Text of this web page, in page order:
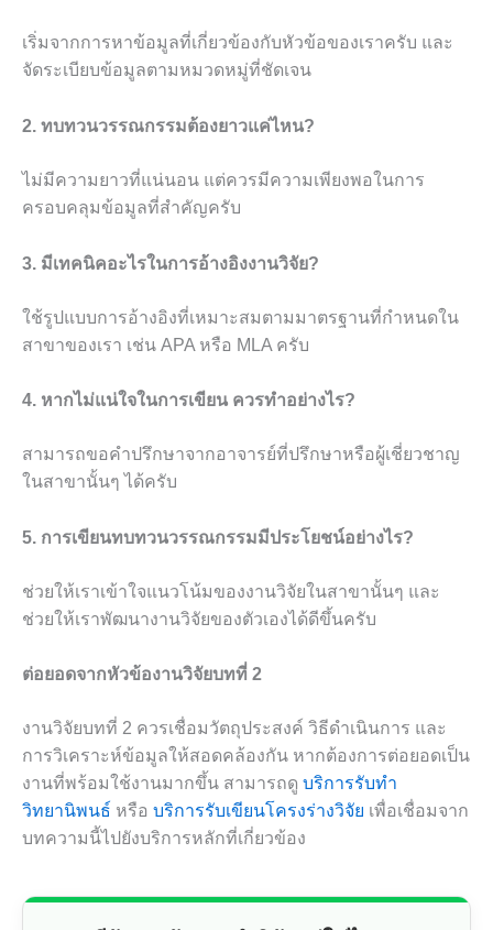
เริ่มจากการหาข้อมูลที่เกี่ยวข้องกับหัวข้อของเราครับ และ
จัดระเบียบข้อมูลตามหมวดหมู่ที่ชัดเจน
2. ทบทวนวรรณกรรมต้องยาวแค่ไหน?
ไม่มีความยาวที่แน่นอน แต่ควรมีความเพียงพอในการ
ครอบคลุมข้อมูลที่สำคัญครับ
3. มีเทคนิคอะไรในการอ้างอิงงานวิจัย?
ใช้รูปแบบการอ้างอิงที่เหมาะสมตามมาตรฐานที่กำหนดใน
สาขาของเรา เช่น APA หรือ MLA ครับ
4. หากไม่แน่ใจในการเขียน ควรทำอย่างไร?
สามารถขอคำปรึกษาจากอาจารย์ที่ปรึกษาหรือผู้เชี่ยวชาญ
ในสาขานั้นๆ ได้ครับ
5. การเขียนทบทวนวรรณกรรมมีประโยชน์อย่างไร?
ช่วยให้เราเข้าใจแนวโน้มของงานวิจัยในสาขานั้นๆ และ
ช่วยให้เราพัฒนางานวิจัยของตัวเองได้ดีขึ้นครับ
ต่อยอดจากหัวข้องานวิจัยบทที่ 2
งานวิจัยบทที่ 2 ควรเชื่อมวัตถุประสงค์ วิธีดำเนินการ และ
การวิเคราะห์ข้อมูลให้สอดคล้องกัน หากต้องการต่อยอดเป็น
งานที่พร้อมใช้งานมากขึ้น สามารถดู บริการรับทำ
วิทยานิพนธ์ หรือ บริการรับเขียนโครงร่างวิจัย เพื่อเชื่อมจาก
บทความนี้ไปยังบริการหลักที่เกี่ยวข้อง